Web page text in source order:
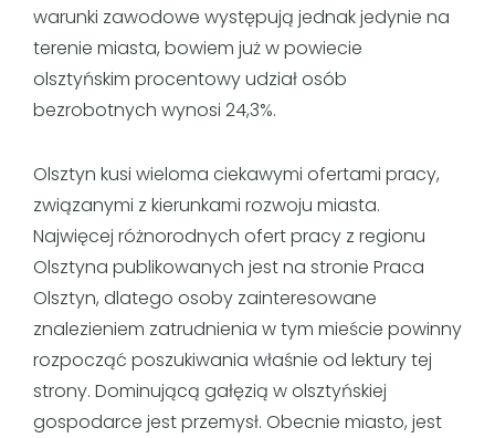
warunki zawodowe występują jednak jedynie na
terenie miasta, bowiem już w powiecie
olsztyńskim procentowy udział osób
bezrobotnych wynosi 24,3%.
Olsztyn kusi wieloma ciekawymi ofertami pracy,
związanymi z kierunkami rozwoju miasta.
Najwięcej różnorodnych ofert pracy z regionu
Olsztyna publikowanych jest na stronie Praca
Olsztyn, dlatego osoby zainteresowane
znalezieniem zatrudnienia w tym mieście powinny
rozpocząć poszukiwania właśnie od lektury tej
strony. Dominującą gałęzią w olsztyńskiej
gospodarce jest przemysł. Obecnie miasto, jest